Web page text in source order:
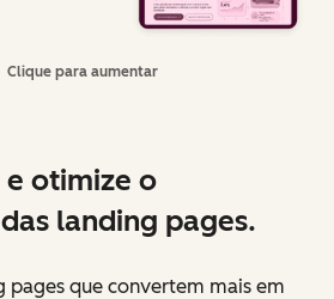
Clique para aumentar
otimize o
landing pages.
pages que convertem mais em